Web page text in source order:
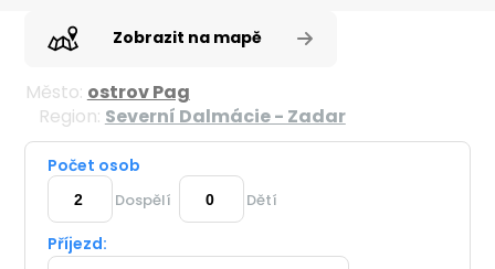
Zobrazit na mapě
Město: ostrov Pag
Region: Severní Dalmácie - Zadar
Počet osob
Dospělí Dětí
Příjezd: